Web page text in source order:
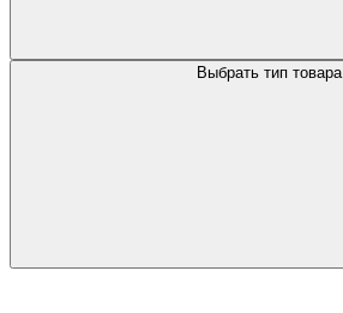
Выбрать тип товара